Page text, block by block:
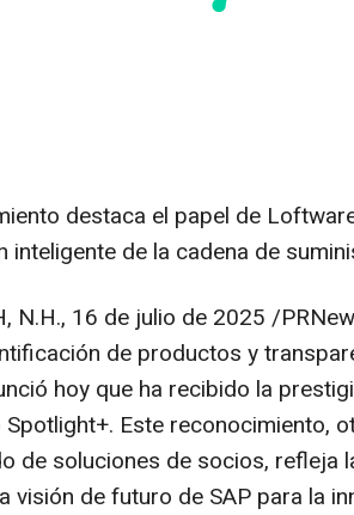
destaca el papel de
inteligente de la cadena de
N.H., 16 de julio de 2025 /
de productos y
hoy que ha recibido la
Spotlight+. Este reconocimiento,
de soluciones de socios, refleja
visión de futuro de SAP para la